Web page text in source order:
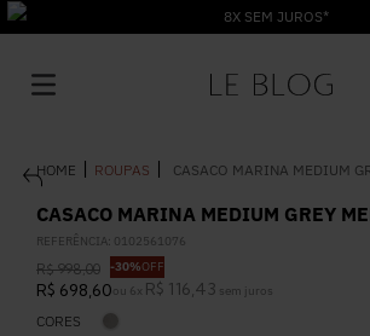
8X SEM JUROS*
ROUPAS CASACO MARINA MEDIUM
CASACO MARINA MEDIUM GREY
REFERÊNCIA: 0102561076
R$ 998,00 -30%OFF
R$ 698,60 ou 6 x R$ 116 43 sem juros
CORES
1º Vestido